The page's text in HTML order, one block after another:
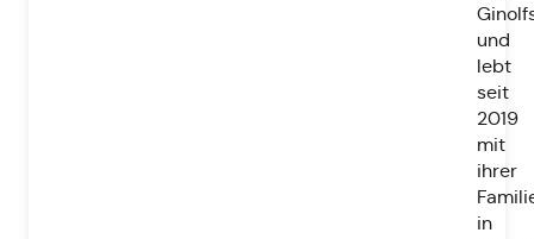
und
lebt
seit
2019
mit
ihrer
in